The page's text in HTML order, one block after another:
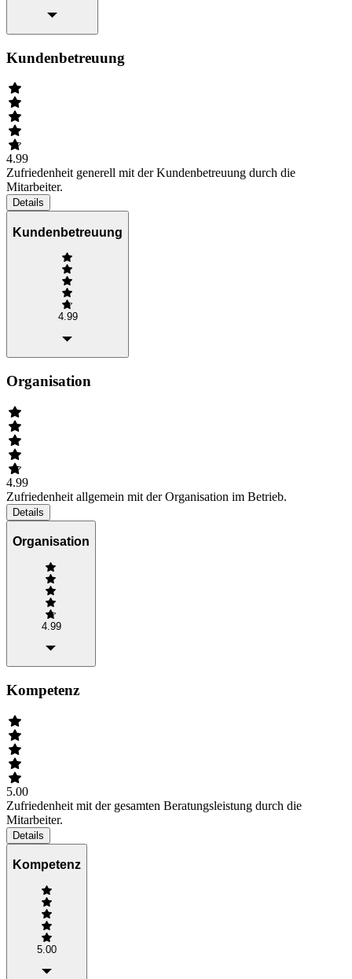
Kundenbetreuung
4.99
Zufriedenheit generell mit der Kundenbetreuung durch die
Mitarbeiter.
Details
Kundenbetreuung
4.99
Organisation
4.99
Zufriedenheit allgemein mit der Organisation im Betrieb.
Details
Organisation
4.99
Kompetenz
5.00
Zufriedenheit mit der gesamten Beratungsleistung durch die
Mitarbeiter.
Details
Kompetenz
5.00